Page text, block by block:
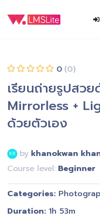
0 (0)
เรียนถ่ายรูปสว
Mirrorless +
ด้วยตัวเอง
KK by khanokwan
Course level: Beginner
Categories
Duration 1h 53m